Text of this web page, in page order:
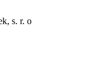
s. r. o